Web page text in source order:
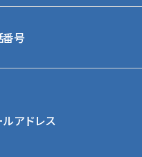
番号
ルアドレス